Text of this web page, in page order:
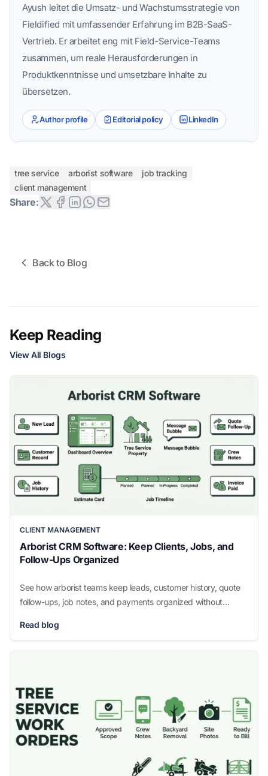
Ayush leitet die Umsatz- und Wachstumsstrategie von
Fieldified mit umfassender Erfahrung im B2B-SaaS-
Vertrieb. Er arbeitet eng mit Field-Service-Teams
zusammen, um reale Herausforderungen in
Produktkenntnisse und umsetzbare Inhalte zu
übersetzen.
Author profile Editorial policy LinkedIn
tree service arborist software
job tracking
client management
Share:
Back to Blog
Keep Reading
View All Blogs
CLIENT MANAGEMENT
Arborist CRM Software: Keep Clients, Jobs, and
Follow-Ups Organized
See how arborist teams keep leads, customer history, quote
follow-ups, job notes, and payments organized without
Read blog